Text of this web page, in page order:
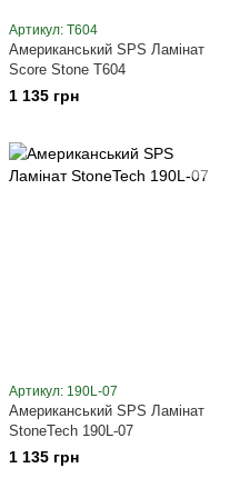
Артикул: T604
Американський SPS Ламінат
Score Stone T604
1 135 грн
Артикул: 190L-07
Американський SPS Ламінат
StoneTech 190L-07
1 135 грн